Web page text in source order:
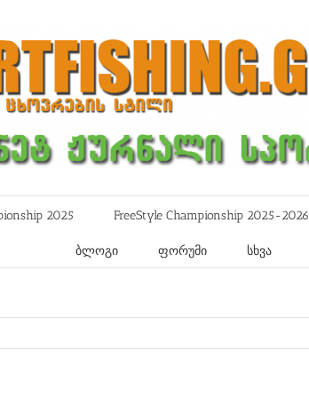
2025 FreeStyle Championship 2025-2026
ბლოგი ფორუმი სხვა